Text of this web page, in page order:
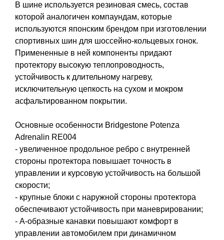
В шине используется резиновая смесь, состав
которой аналогичен компаундам, которые
используются японским брендом при изготовлении
спортивных шин для шоссейно-кольцевых гонок.
Примененные в ней компоненты придают
протектору высокую теплопроводность,
устойчивость к длительному нагреву,
исключительную цепкость на сухом и мокром
асфальтированном покрытии.
Основные особенности Bridgestone Potenza
Adrenalin RE004
- увеличенное продольное ребро с внутренней
стороны протектора повышает точность в
управлении и курсовую устойчивость на большой
скорости;
- крупные блоки с наружной стороны протектора
обеспечивают устойчивость при маневрировании;
- А-образные канавки повышают комфорт в
управлении автомобилем при динамичном